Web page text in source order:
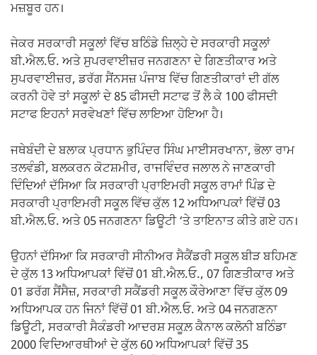
ਮਜ਼ਬੂਰ ਹਨ।
ਜੇਕਰ ਸਰਕਾਰੀ ਸਕੂਲਾਂ ਵਿੱਚ ਬਠਿੰਡੇ ਜ਼ਿਲ੍ਹੇ ਦੇ ਸਰਕਾਰੀ ਸਕੂਲਾਂ
ਬੀ.ਐਲ.ਓ. ਅਤੇ ਸੁਪਰਵਾਈਜ਼ਰ ਜਨਗਣਨਾ ਦੇ ਗਿਣਤੀਕਾਰ ਅਤੇ
ਸੁਪਰਵਾਈਜ਼ਰ, ਡਰੱਗ ਸੈਂਨਸਜ਼ ਪੰਜਾਬ ਵਿੱਚ ਗਿਣਤੀਕਾਰਾਂ ਦੀ ਗੱਲ
ਕਰਨੀ ਹੋਵੇ ਤਾਂ ਸਕੂਲਾਂ ਦੇ 85 ਫੀਸਦੀ ਸਟਾਫ ਤੋਂ ਲੈ ਕੇ 100 ਫੀਸਦੀ
ਸਟਾਫ ਇਹਨਾਂ ਸਰਵੇਖਣਾਂ ਵਿੱਚ ਲਾਇਆ ਹੋਇਆ ਹੈ।
ਜਥੇਬੰਦੀ ਦੇ ਬਲਾਕ ਪ੍ਰਧਾਨ ਭੁਪਿੰਦਰ ਸਿੰਘ ਮਾਈਸਰਖਾਨਾ, ਭੋਲਾ ਰਾਮ
ਤਲਵੰਡੀ, ਬਲਕਰਨ ਕੋਟਸ਼ਮੀਰ, ਰਾਜਵਿੰਦਰ ਜਲਾਲ ਨੇ ਜਾਣਕਾਰੀ
ਦਿੰਦਿਆਂ ਦੱਸਿਆ ਕਿ ਸਰਕਾਰੀ ਪ੍ਰਾਇਮਰੀ ਸਕੂਲ ਰਾਮਾਂ ਪਿੰਡ ਦੇ
ਸਰਕਾਰੀ ਪ੍ਰਾਇਮਰੀ ਸਕੂਲ ਵਿੱਚ ਕੁੱਲ 12 ਅਧਿਆਪਕਾਂ ਵਿੱਚੋਂ 03
ਬੀ.ਐਲ.ਓ. ਅਤੇ 05 ਜਨਗਣਨਾ ਡਿਊਟੀ ‘ਤੇ ਤਾਇਨਾਤ ਕੀਤੇ ਗਏ ਹਨ।
ਉਹਨਾਂ ਦੱਸਿਆ ਕਿ ਸਰਕਾਰੀ ਸੀਨੀਅਰ ਸੈਕੈਂਡਰੀ ਸਕੂਲ ਬੀੜ ਬਹਿਮਣ
ਦੇ ਕੁੱਲ 13 ਅਧਿਆਪਕਾਂ ਵਿੱਚੋਂ 01 ਬੀ.ਐਲ.ਓ., 07 ਗਿਣਤੀਕਾਰ ਅਤੇ
01 ਡਰੱਗ ਸੈਂਸੈਜ਼, ਸਰਕਾਰੀ ਸਕੈਂਡਰੀ ਸਕੂਲ ਕੌਰੇਆਣਾ ਵਿੱਚ ਕੁੱਲ 09
ਅਧਿਆਪਕ ਹਨ ਜਿਨਾਂ ਵਿੱਚੋਂ 01 ਬੀ.ਐਲ.ਓ. ਅਤੇ 04 ਜਨਗਣਨਾ
ਡਿਊਟੀ, ਸਰਕਾਰੀ ਸੈਕੰਡਰੀ ਆਦਰਸ਼ ਸਕੂਲ਼ ਕੈਨਾਲ ਕਲੋਨੀ ਬਠਿੰਡਾ
2000 ਵਿਦਿਆਰਥੀਆਂ ਦੇ ਕੁੱਲ 60 ਅਧਿਆਪਕਾਂ ਵਿੱਚੋਂ 35